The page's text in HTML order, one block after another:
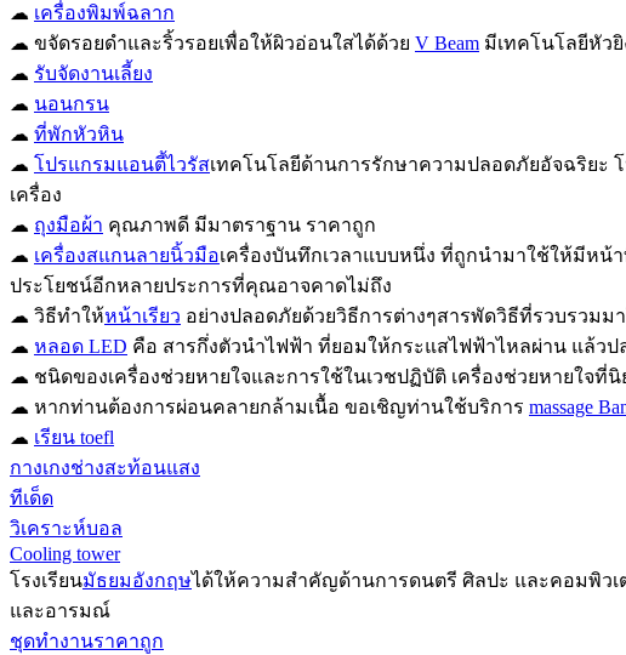
☁ เครื่องพิมพ์ฉลาก
☁ ขจัดรอยดำและริ้วรอยเพื่อให้ผิวอ่อนใสได้ด้วย V Beam มีเทคโนโลยีหัว
☁ รับจัดงานเลี้ยง
☁ นอนกรน
☁ ที่พักหัวหิน
☁ โปรแกรมแอนตี้ไวรัสเทคโนโลยีด้านการรักษาความปลอดภัยอัจฉริยะ
เครื่อง
☁ ถุงมือผ้า คุณภาพดี มีมาตราฐาน ราคาถูก
☁ เครื่องสแกนลายนิ้วมือเครื่องบันทึกเวลาแบบหนึ่ง ที่ถูกนำมาใช้ให้มีหน้
ประโยชน์อีกหลายประการที่คุณอาจคาดไม่ถึง
☁ วิธีทำให้หน้าเรียว อย่างปลอดภัยด้วยวิธีการต่างๆสารพัดวิธีที่รวบรวม
☁ หลอด LED คือ สารกึ่งตัวนำไฟฟ้า ที่ยอมให้กระแสไฟฟ้าไหลผ่าน แล้ว
☁ ชนิดของเครื่องช่วยหายใจและการใช้ในเวชปฏิบัติ เครื่องช่วยหายใจที่
☁ หากท่านต้องการผ่อนคลายกล้ามเนื้อ ขอเชิญท่านใช้บริการ massage
☁ เรียน toefl
กางเกงช่างสะท้อนแสง
ทีเด็ด
วิเคราะห์บอล
Cooling tower
โรงเรียนมัธยมอังกฤษได้ให้ความสำคัญด้านการดนตรี ศิลปะ และคอมพิว
และอารมณ์
ชุดทำงานราคาถูก